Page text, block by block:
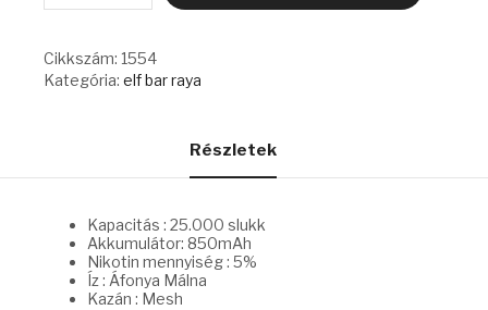
RAYA
BLUEBERRY
RASPBERRY
mennyiség
Cikkszám: 1554
Kategória: elf bar raya
Részletek
Kapacitás : 25.000 slukk
Akkumulátor: 850mAh
Nikotin mennyiség : 5%
Íz : Áfonya Málna
Kazán : Mesh